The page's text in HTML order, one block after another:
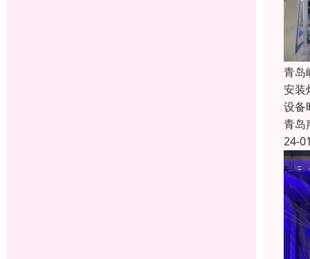
青岛
安装
设备
青岛
24-